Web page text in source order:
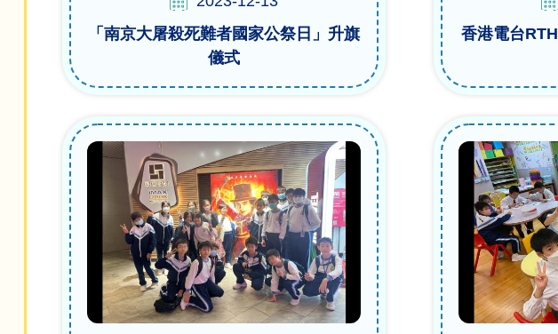
「南京大屠殺死難者國家公祭日」升旗
儀式
香港電台